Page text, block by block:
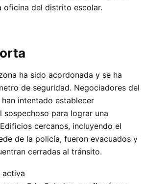
oficina del distrito escolar.
ha sido acordonada y se ha
de seguridad. Negociadores del
intentado establecer
sospechoso para lograr una
cercanos, incluyendo el
de la policía, fueron evacuados y
cerradas al tránsito.
activa